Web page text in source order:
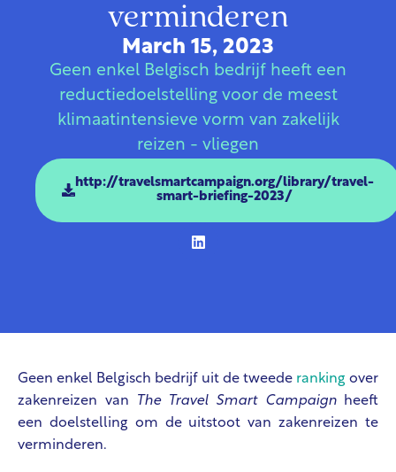
verminderen
March 15, 2023
Geen enkel Belgisch bedrijf heeft een
reductiedoelstelling voor de meest
klimaatintensieve vorm van zakelijk
reizen - vliegen
http://travelsmartcampaign.org/library/travel-
smart-briefing-2023/
Geen enkel Belgisch bedrijf uit de tweede ranking over
zakenreizen van
The Travel Smart Campaignheeft
een doelstelling om de uitstoot van zakenreizen te
verminderen.